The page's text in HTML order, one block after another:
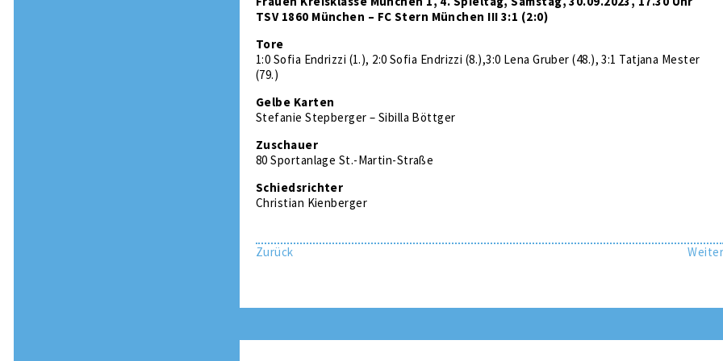
TSV 1860 München – FC Stern München III 3:1 (2:0)
Tore
1:0 Sofia Endrizzi (1.), 2:0 Sofia Endrizzi (8.),3:0 Lena Gruber (48.), 3:1 Tatjana Mester
(79.)
Gelbe Karten
Stefanie Stepberger – Sibilla Böttger
Zuschauer
80 Sportanlage St.-Martin-Straße
Schiedsrichter
Christian Kienberger
Zurück Weiter